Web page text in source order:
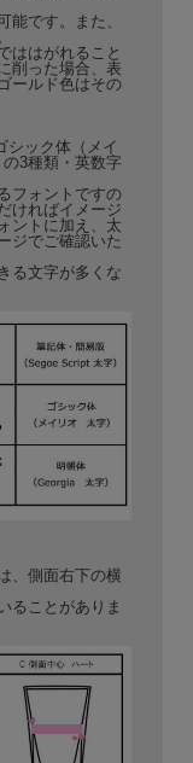
能です。また、
ははがれること
削った場合、表
ールド色はその
シック体（メイ
3種類・英数字
フォントですの
ければイメージ
ントに加え、太
ジでご確認いた
る文字が多くな
、側面右下の横
ることがありま